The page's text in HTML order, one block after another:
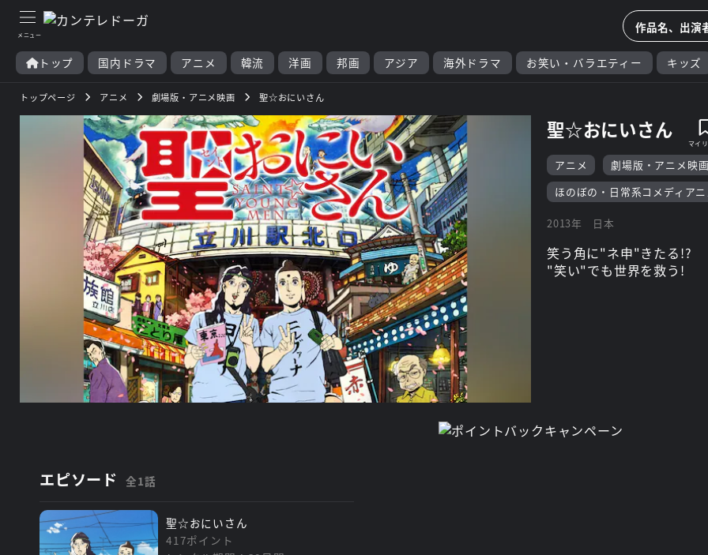
トップ 国内ドラマ アニメ 韓流 洋画 邦画 アジア 海外ドラマ お笑い・バラエティー キッズ
トップページ アニメ 劇場版・アニメ映画 聖☆おにいさん
聖☆おにいさん
アニメ
劇場版・アニメ映
ほのぼの・日常系コメディア
2013年 日本
笑う角に"ネ申"きたる!?
"笑い"でも世界を救う!
エピソード 全1話
聖☆おにいさん
417ポイント